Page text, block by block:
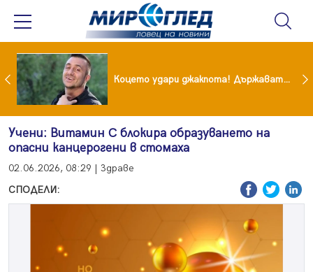
Тишина преди бурята! Защо Саня Армутлиева продължава да мълчи за раздялата с Дара? Коцето удари джакпота! Държавата му плаща 95 000 евро
Учени: Витамин C блокира образуването на
опасни канцерогени в стомаха
02.06.2026, 08:29 | Здраве
СПОДЕЛИ: